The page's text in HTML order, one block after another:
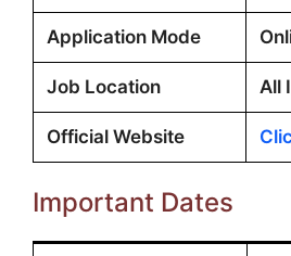
Application Mode
Job Location All
Official Website
Important Dates